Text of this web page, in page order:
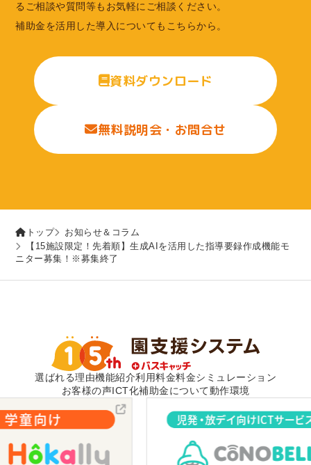
るご相談や質問等もお気軽にご相談ください。
補助金を活用した導入についてもこちらから。
資料ダウンロード
無料説明会・お問合せ
トップ
お知らせ＆コラム
【15施設限定！先着順】生成AIを活用した指導要録作成機能モ
ニター募集！※募集終了
選ばれる理由機能紹介利用料金料金シミュレーション
お客様の声ICT化補助金について動作環境